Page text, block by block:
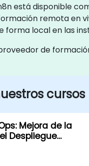
está disponible
remota en
forma local en las
de
cursos
Mejora de la
Despliegue